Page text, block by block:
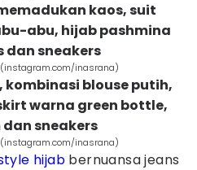
kaos, suit
abu, hijab pashmina
dan sneakers
inasrana)
kombinasi blouse putih,
warna green bottle,
sneakers
inasrana)
hijab bernuansa jeans